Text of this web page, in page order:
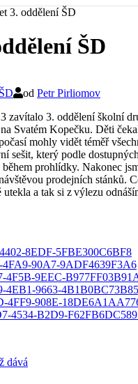
3. oddělení ŠD
ŠD
ŠD od Petr Pirliomov
zavítalo 3. oddělení školní
Svatém Kopečku. Děti
mohly vidět téměř
sešit, který podle
prohlídky. Nakonec
prodejních stánků.
utekla a tak si z výlezu
dává